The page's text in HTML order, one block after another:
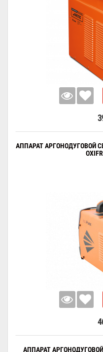
АППАРАТ АРГОНОДУГОВОЙ
АППАРАТ АРГОНОДУГОВОЙ